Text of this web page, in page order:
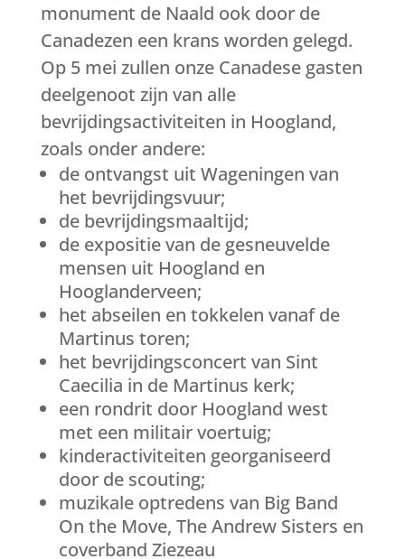
monument de Naald ook door de
Canadezen een krans worden gelegd.
Op 5 mei zullen onze Canadese gasten
deelgenoot zijn van alle
bevrijdingsactiviteiten in Hoogland,
zoals onder andere:
de ontvangst uit Wageningen van
het bevrijdingsvuur;
de bevrijdingsmaaltijd;
de expositie van de gesneuvelde
mensen uit Hoogland en
Hooglanderveen;
het abseilen en tokkelen vanaf de
Martinus toren;
het bevrijdingsconcert van Sint
Caecilia in de Martinus kerk;
een rondrit door Hoogland west
met een militair voertuig;
kinderactiviteiten georganiseerd
door de scouting;
muzikale optredens van Big Band
On the Move, The Andrew Sisters en
coverband Ziezeau